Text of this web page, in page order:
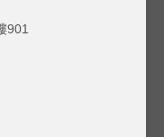
901